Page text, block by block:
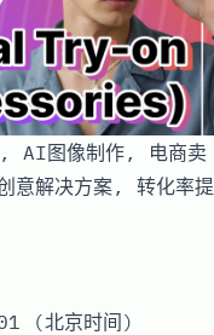
AI图像制作, 电商卖
解决方案, 转化率提
(北京时间)